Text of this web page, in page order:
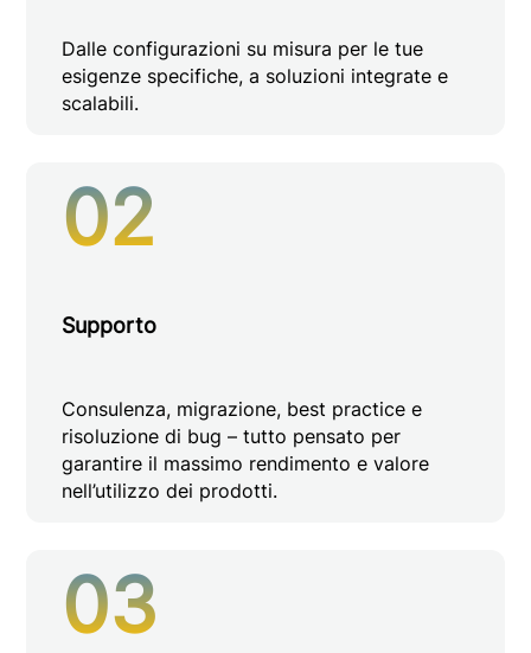
Dalle configurazioni su misura per le tue
esigenze specifiche, a soluzioni integrate e
scalabili.
02
Supporto
Consulenza, migrazione, best practice e
risoluzione di bug – tutto pensato per
garantire il massimo rendimento e valore
nell’utilizzo dei prodotti.
03